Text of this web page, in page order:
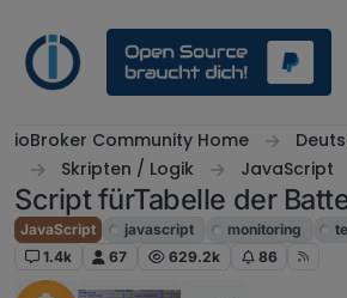
ioBroker Community Home
Skripten / Logik
JavaScript
Script fürTabelle der
JavaScript javascript monitoring
1.4k
67 629.2k 86